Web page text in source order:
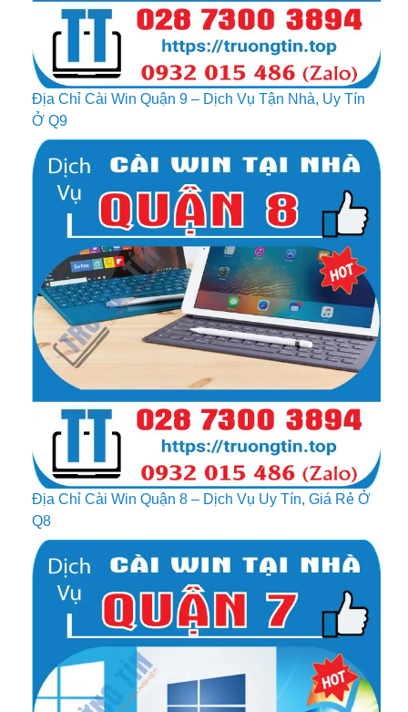
Địa Chỉ Cài Win Quận 9 – Dịch Vụ Tận Nhà, Uy Tín
Ở Q9
Địa Chỉ Cài Win Quận 8 – Dịch Vụ Uy Tín, Giá Rẻ Ở
Q8